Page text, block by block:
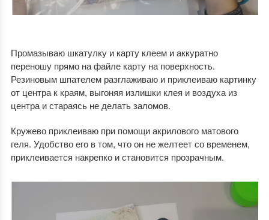
Промазываю шкатулку и карту клеем и аккуратно
переношу прямо на файле карту на поверхность.
Резиновым шпателем разглаживаю и приклеиваю картинку
от центра к краям, выгоняя излишки клея и воздуха из
центра и стараясь не делать заломов.
Кружево приклеиваю при помощи акрилового матового
геля. Удобство его в том, что он не желтеет со временем,
приклеивается накрепко и становится прозрачным.